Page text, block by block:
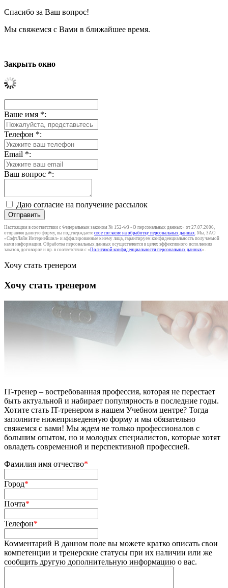
Спасибо за Ваш вопрос!
Мы свяжемся с Вами в ближайшее время.
Закрыть окно
Ваше имя *:
Телефон *:
Email *:
Ваш вопрос *:
Даю согласие на получение рассылок
Отправить
Настоящим в соответствии с Федеральным законом № 152-ФЗ «О персональных данных» от 27.07.2006,
отправляя данную форму, вы подтверждаете свое согласие на обработку персональных данных. Мы, ЗАО
«СофтЛайн Интернейшнл» и аффилированные к нему лица, гарантируем конфиденциальность получаемой
нами информации. Обработка персональных данных осуществляется в целях эффективного исполнения
заказов, договоров и пр. в соответствии с «Политикой конфиденциальности персональных данных».
Хочу стать тренером
Хочу стать тренером
IT-тренер – востребованная профессия, которая не перестает
быть актуальной и набирает популярность в последние годы.
Хотите стать IT-тренером в нашем Учебном центре? Тогда
заполните нижеприведенную форму и мы обязательно
свяжемся с вами! Мы ждем не только профессионалов с
большим опытом, но и молодых специалистов, которые хотят
овладеть современной и перспективной профессией.
Фамилия имя отчество*
Город*
Почта*
Телефон*
Комментарий В данном поле вы можете кратко описать свои
компетенции и тренерские статусы при их наличии или же
сообщить другую дополнительную информацию о вас.